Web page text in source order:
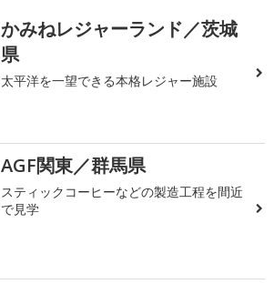
かみねレジャーランド／茨城
県
太平洋を一望できる本格レジャー施設
AGF関東／群馬県
スティックコーヒーなどの製造工程を間近
で見学